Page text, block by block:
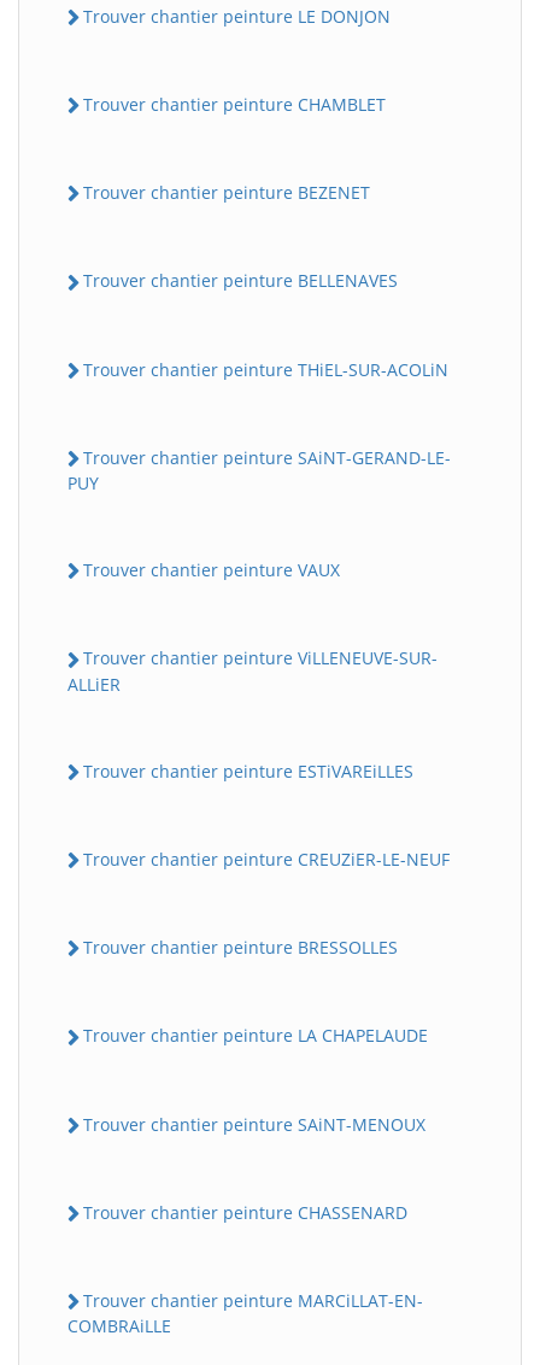
Trouver chantier peinture LE DONJON
Trouver chantier peinture CHAMBLET
Trouver chantier peinture BEZENET
Trouver chantier peinture BELLENAVES
Trouver chantier peinture THiEL-SUR-ACOLiN
Trouver chantier peinture SAiNT-GERAND-LE-
PUY
Trouver chantier peinture VAUX
Trouver chantier peinture ViLLENEUVE-SUR-
ALLiER
Trouver chantier peinture ESTiVAREiLLES
Trouver chantier peinture CREUZiER-LE-NEUF
Trouver chantier peinture BRESSOLLES
Trouver chantier peinture LA CHAPELAUDE
Trouver chantier peinture SAiNT-MENOUX
Trouver chantier peinture CHASSENARD
Trouver chantier peinture MARCiLLAT-EN-
COMBRAiLLE